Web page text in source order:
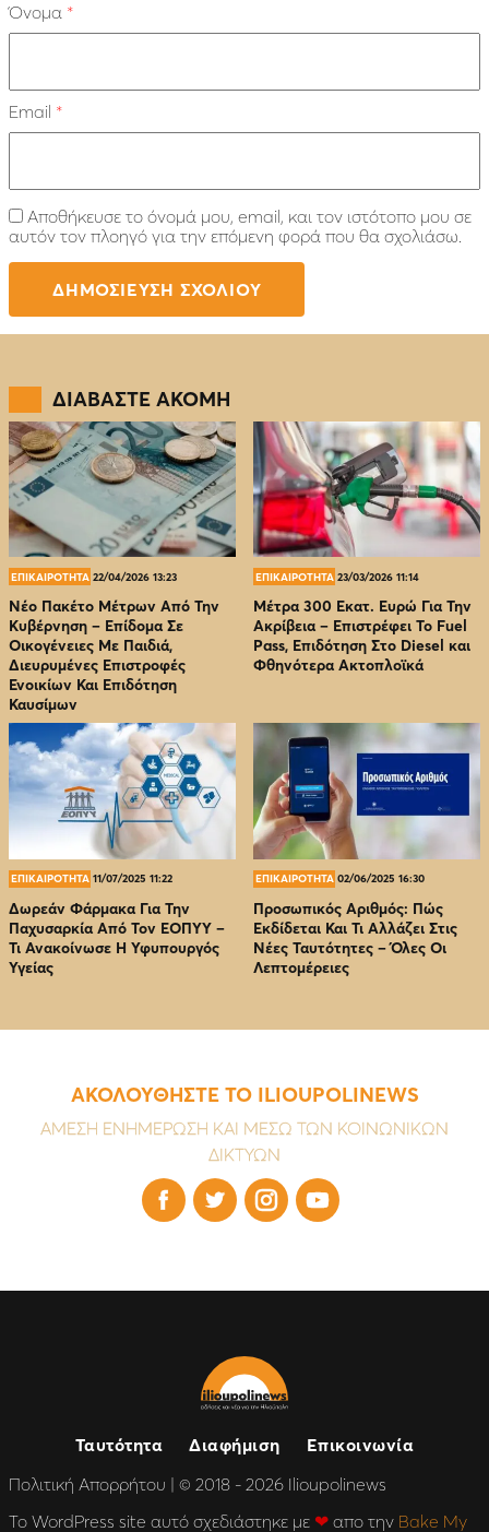
Όνομα *
Email *
Αποθήκευσε το όνομά μου, email, και τον ιστότοπο μου σε
αυτόν τον πλοηγό για την επόμενη φορά που θα σχολιάσω.
ΔΙΑΒΑΣΤΕ ΑΚΟΜΗ
ΕΠΙΚΑΙΡΟΤΗΤΑ 22/04/2026 13:23
Νέο Πακέτο Μέτρων Από Την
Κυβέρνηση – Επίδομα Σε
Οικογένειες Με Παιδιά,
Διευρυμένες Επιστροφές
Ενοικίων Και Επιδότηση
Καυσίμων
ΕΠΙΚΑΙΡΟΤΗΤΑ 23/03/2026 11:14
Μέτρα 300 Εκατ. Ευρώ Για Την
Ακρίβεια – Επιστρέφει Το Fuel
Pass, Επιδότηση Στο Diesel και
Φθηνότερα Ακτοπλοϊκά
ΕΠΙΚΑΙΡΟΤΗΤΑ 11/07/2025 11:22
Δωρεάν Φάρμακα Για Την
Παχυσαρκία Από Τον EOΠΥΥ –
Τι Ανακοίνωσε Η Υφυπουργός
Υγείας
ΕΠΙΚΑΙΡΟΤΗΤΑ 02/06/2025 16:30
Προσωπικός Αριθμός: Πώς
Εκδίδεται Και Τι Αλλάζει Στις
Νέες Ταυτότητες – Όλες Οι
Λεπτομέρειες
ΑΚΟΛΟΥΘΗΣΤΕ ΤΟ ILIOUPOLINEWS
ΑΜΕΣΗ ΕΝΗΜΕΡΩΣΗ ΚΑΙ ΜΕΣΩ ΤΩΝ ΚΟΙΝΩΝΙΚΩΝ
ΔΙΚΤΥΩΝ
   
Ταυτότητα Διαφήμιση
Επικοινωνία
Πολιτική Απορρήτου | © 2018 - 2026 Ilioupolinews
Το WordPress site αυτό σχεδιάστηκε με ❤ απο την Bake My